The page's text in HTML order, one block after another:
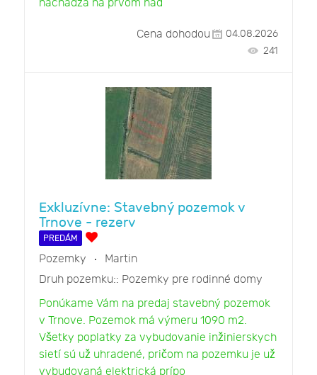
nachádza na prvom nad
Cena dohodou
04.08.2026
241
Exkluzívne: Stavebný pozemok v
Trnove - rezerv
PREDÁM
Pozemky
Martin
Druh pozemku:: Pozemky pre rodinné domy
Ponúkame Vám na predaj stavebný pozemok
v Trnove. Pozemok má výmeru 1090 m2.
Všetky poplatky za vybudovanie inžinierskych
sietí sú už uhradené, pričom na pozemku je už
vybudovaná elektrická prípo